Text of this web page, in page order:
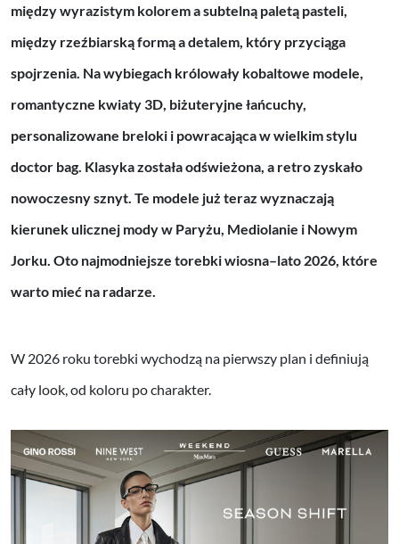
między wyrazistym kolorem a subtelną paletą pasteli,
między rzeźbiarską formą a detalem, który przyciąga
spojrzenia. Na wybiegach królowały kobaltowe modele,
romantyczne kwiaty 3D, biżuteryjne łańcuchy,
personalizowane breloki i powracająca w wielkim stylu
doctor bag. Klasyka została odświeżona, a retro zyskało
nowoczesny sznyt. Te modele już teraz wyznaczają
kierunek ulicznej mody w Paryżu, Mediolanie i Nowym
Jorku. Oto najmodniejsze torebki wiosna–lato 2026, które
warto mieć na radarze.
W 2026 roku torebki wychodzą na pierwszy plan i definiują
cały look, od koloru po charakter.